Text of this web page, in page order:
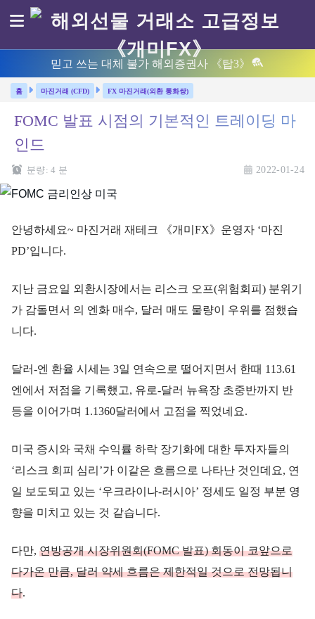
믿고 쓰는 대체 불가 해외증권사 《탑3》
마진거래 (CFD) FX 마진거래(외환 통화쌍)
FOMC 발표 시점의 기본적인 트레이딩 마
인드
2022-01-24
분량: 4 분
안녕하세요~ 마진거래 재테크 《개미FX》운영자 ‘마진
PD’입니다.
지난 금요일 외환시장에서는 리스크 오프(위험회피) 분위기
가 감돌면서 의 엔화 매수, 달러 매도 물량이 우위를 점했습
니다.
달러-엔 환율 시세는 3일 연속으로 떨어지면서 한때 113.61
엔에서 저점을 기록했고, 유로-달러 뉴욕장 초중반까지 반
등을 이어가며 1.1360달러에서 고점을 찍었네요.
미국 증시와 국채 수익률 하락 장기화에 대한 투자자들의
‘리스크 회피 심리’가 이같은 흐름으로 나타난 것인데요, 연
일 보도되고 있는 ‘우크라이나-러시아’ 정세도 일정 부분 영
향을 미치고 있는 것 같습니다.
다만, 연방공개 시장위원회(FOMC 발표) 회동이 코앞으로
다가온 만큼, 달러 약세 흐름은 제한적일 것으로 전망됩니
다.